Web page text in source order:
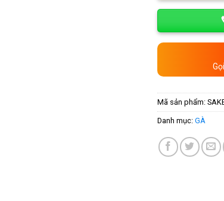
Mã sản phẩm:
Danh mục:GÀ